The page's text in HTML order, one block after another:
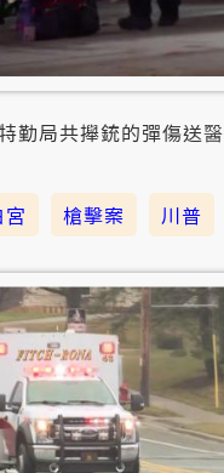
勤局共攑銃的彈傷送醫
宮 槍擊案 川普